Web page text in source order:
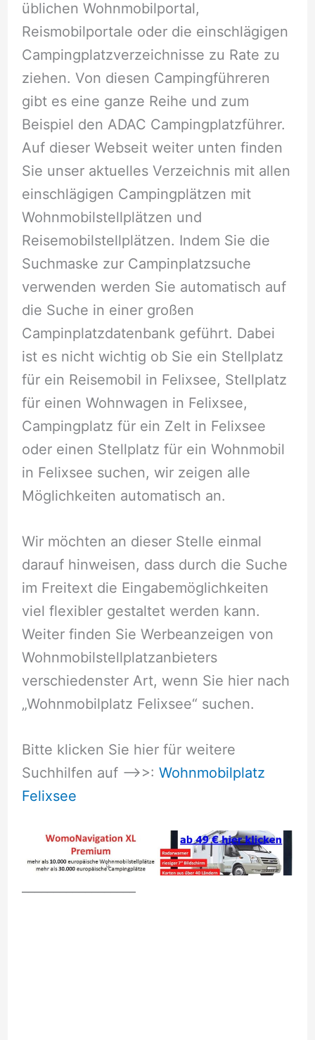
üblichen Wohnmobilportal,
Reismobilportale oder die einschlägigen
Campingplatzverzeichnisse zu Rate zu
ziehen. Von diesen Campingführeren
gibt es eine ganze Reihe und zum
Beispiel den ADAC Campingplatzführer.
Auf dieser Webseit weiter unten finden
Sie unser aktuelles Verzeichnis mit allen
einschlägigen Campingplätzen mit
Wohnmobilstellplätzen und
Reisemobilstellplätzen. Indem Sie die
Suchmaske zur Campinplatzsuche
verwenden werden Sie automatisch auf
die Suche in einer großen
Campinplatzdatenbank geführt. Dabei
ist es nicht wichtig ob Sie ein Stellplatz
für ein Reisemobil in Felixsee, Stellplatz
für einen Wohnwagen in Felixsee,
Campingplatz für ein Zelt in Felixsee
oder einen Stellplatz für ein Wohnmobil
in Felixsee suchen, wir zeigen alle
Möglichkeiten automatisch an.
Wir möchten an dieser Stelle einmal
darauf hinweisen, dass durch die Suche
im Freitext die Eingabemöglichkeiten
viel flexibler gestaltet werden kann.
Weiter finden Sie Werbeanzeigen von
Wohnmobilstellplatzanbieters
verschiedenster Art, wenn Sie hier nach
„Wohnmobilplatz Felixsee“ suchen.
Bitte klicken Sie hier für weitere
Suchhilfen auf –>>: Wohnmobilplatz
Felixsee